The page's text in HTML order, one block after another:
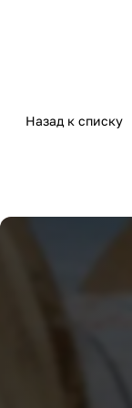
Назад к списку